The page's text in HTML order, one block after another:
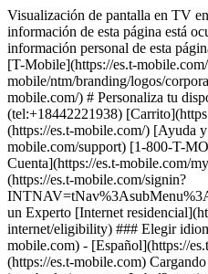
Visualización de pantalla en TV
información de esta página está
información personal de esta
[T-Mobile](https://es.t-
mobile/ntm/branding/logos/
mobile.com/) # ​​​​​​​Personaliza tu
(tel:+18442221938)
(https://es.t-mobile.com/) [Ayuda
mobile.com/support) [1-800-T-
Cuenta](https://es.t-mobile.com/
(https://es.t-mobile.com/signin?
un Experto [Internet
internet/eligibility) ### Elegir
mobile.com) - [Español](https://
(https://es.t-mobile.com)